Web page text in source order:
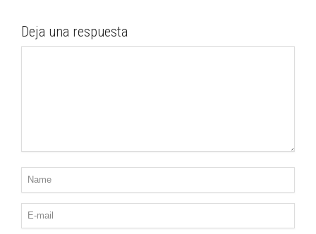
Deja una respuesta